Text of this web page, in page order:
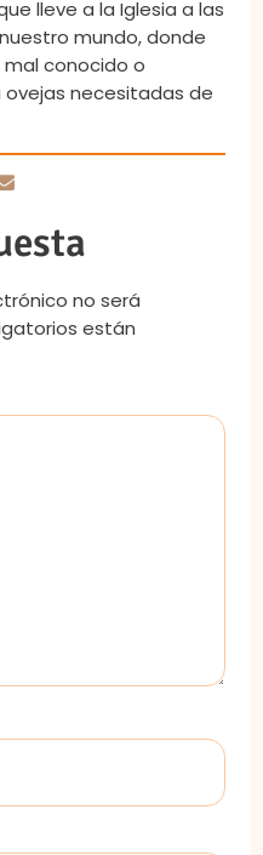
lleve a la Iglesia a las
mundo, donde
conocido o
necesitadas de
no será
están